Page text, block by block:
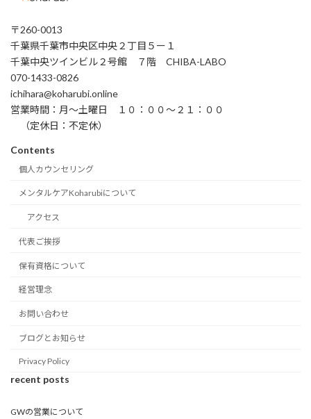
〒260-0013
千葉県千葉市中央区中央２丁目５ー１
千葉中央ツインビル２号館 ７階 CHIBA-LABO
070-1433-0826
ichihara@koharubi.online
営業時間：月〜土曜日 １０：００〜２１：００
（定休日：不定休）
Contents
個人カウンセリング
メンタルケアKoharubiについて
アクセス
代表ご挨拶
保有資格について
経営理念
お問い合わせ
ブログとお知らせ
Privacy Policy
recent posts
GWの営業について